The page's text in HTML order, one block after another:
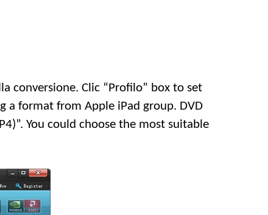
conversione. Clic “Profilo” box to set
a format from Apple iPad group. DVD
You could choose the most suitable